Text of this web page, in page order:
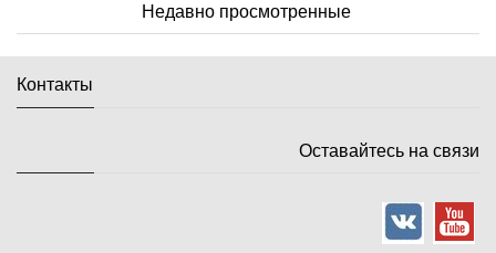
Недавно просмотренные
Контакты
Оставайтесь на связи